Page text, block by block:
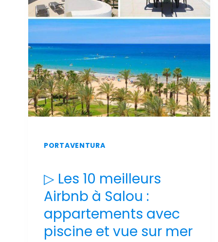
PORT
AVENTURA
PORTAVENTURA
▷ Les 10 meilleurs
Airbnb à Salou :
appartements avec
piscine et vue sur mer